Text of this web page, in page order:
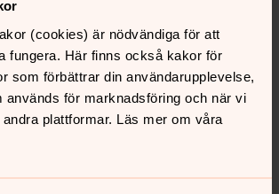
(cookies) är nödvändiga för att
fungera. Här finns också kakor för
som förbättrar din användarupplevelse,
används för marknadsföring och när vi
plattformar. Läs mer om våra
och lokaler
alla våra kyrkor och lokaler
begravningsgudstjänst
efteråt.